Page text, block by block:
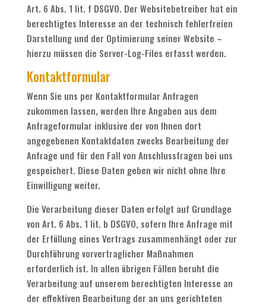
Art. 6 Abs. 1 lit. f DSGVO. Der Websitebetreiber hat ein
berechtigtes Interesse an der technisch fehlerfreien
Darstellung und der Optimierung seiner Website –
hierzu müssen die Server-Log-Files erfasst werden.
Kontaktformular
Wenn Sie uns per Kontaktformular Anfragen
zukommen lassen, werden Ihre Angaben aus dem
Anfrageformular inklusive der von Ihnen dort
angegebenen Kontaktdaten zwecks Bearbeitung der
Anfrage und für den Fall von Anschlussfragen bei uns
gespeichert. Diese Daten geben wir nicht ohne Ihre
Einwilligung weiter.
Die Verarbeitung dieser Daten erfolgt auf Grundlage
von Art. 6 Abs. 1 lit. b DSGVO, sofern Ihre Anfrage mit
der Erfüllung eines Vertrags zusammenhängt oder zur
Durchführung vorvertraglicher Maßnahmen
erforderlich ist. In allen übrigen Fällen beruht die
Verarbeitung auf unserem berechtigten Interesse an
der effektiven Bearbeitung der an uns gerichteten